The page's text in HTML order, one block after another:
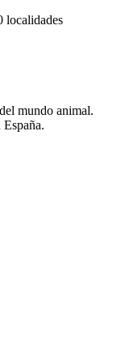
localidades
mundo animal.